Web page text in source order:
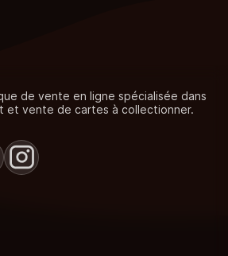
de vente en ligne spécialisée dans
et vente de cartes à collectionner.